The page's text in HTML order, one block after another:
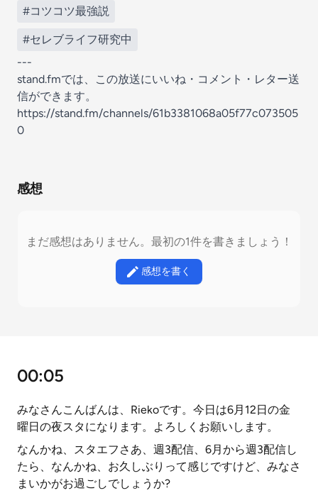
#コツコツ最強説
#セレブライフ研究中
---
stand.fmでは、この放送にいいね・コメント・レター送
信ができます。
https://stand.fm/channels/61b3381068a05f77c073505
0
感想
まだ感想はありません。最初の1件を書きましょう！
感想を書く
00:05
みなさんこんばんは、Riekoです。今日は6月12日の金
曜日の夜スタになります。よろしくお願いします。
なんかね、スタエフさあ、週3配信、6月から週3配信し
たら、なんかね、お久しぶりって感じですけど、みなさ
まいかがお過ごしでしょうか?